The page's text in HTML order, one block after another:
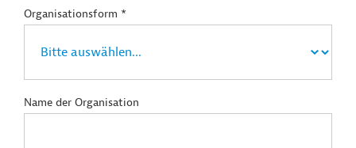
Organisationsform *
Name der Organisation